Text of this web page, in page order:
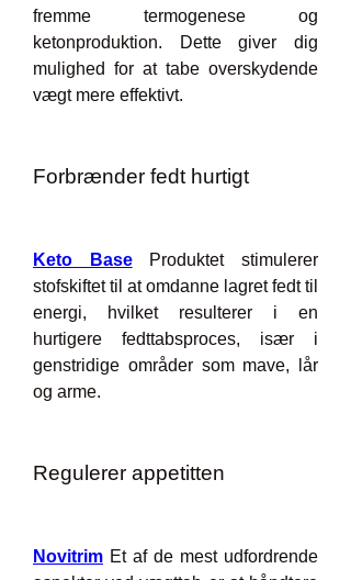
fremme termogenese og
ketonproduktion. Dette giver dig
mulighed for at tabe overskydende
vægt mere effektivt.
Forbrænder fedt hurtigt
Keto Base Produktet stimulerer
stofskiftet til at omdanne lagret fedt til
energi, hvilket resulterer i en
hurtigere fedttabsproces, især i
genstridige områder som mave, lår
og arme.
Regulerer appetitten
Novitrim Et af de mest udfordrende